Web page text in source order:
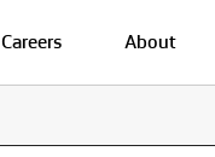
Careers About